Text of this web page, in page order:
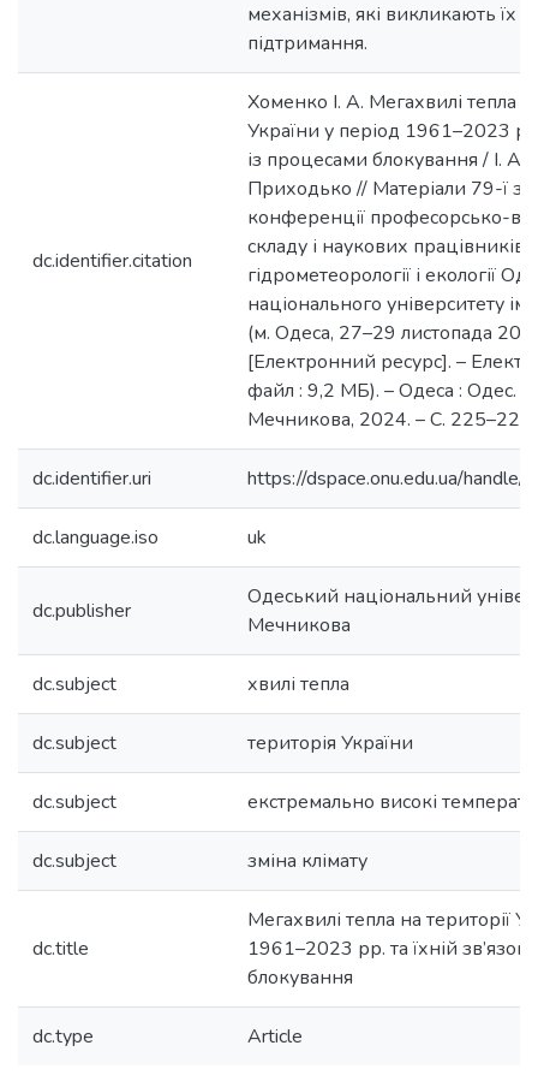
механізмів, які викликають їх
підтримання.
dc.identifier.citation
Хоменко І. А. Мегахвилі тепла
України у період 1961–2023 рр.
із процесами блокування / І.
Приходько // Матеріали 79-ї
конференції професорсько-
складу і наукових працівників
гідрометеорології і екології
національного університету
(м. Одеса, 27–29 листопада
[Електронний ресурс]. –
файл : 9,2 МБ). – Одеса : Одес.
Мечникова, 2024. – С. 225–227.
dc.identifier.uri https://dspace.onu.edu.ua/
dc.language.iso uk
dc.publisher
Одеський національний
Мечникова
dc.subject хвилі тепла
dc.subject територія України
dc.subject екстремально високі
dc.subject зміна клімату
dc.title
Мегахвилі тепла на території
1961–2023 рр. та їхній зв’язок
блокування
dc.type Article